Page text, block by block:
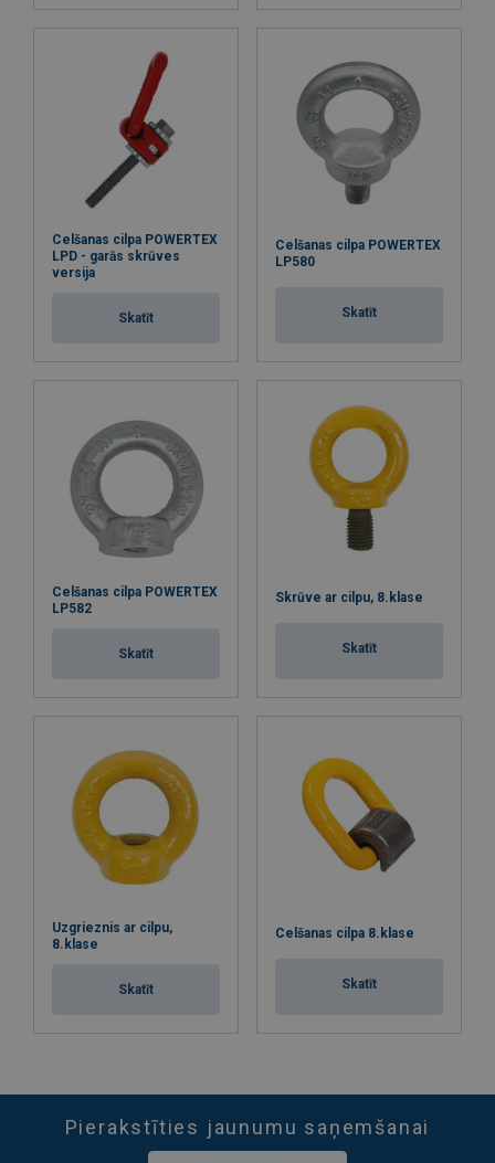
Celšanas cilpa POWERTEX
LPD - garās skrūves
versija
Skatīt
Celšanas cilpa POWERTEX
LP580
Skatīt
Celšanas cilpa POWERTEX
LP582
Skatīt
Skrūve ar cilpu, 8.klase
Skatīt
Uzgrieznis ar cilpu,
8.klase
Skatīt
Celšanas cilpa 8.klase
Skatīt
Pierakstīties jaunumu saņemšanai